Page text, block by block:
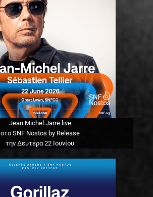
Jean Michel Jarre live
στο SNF Nostos by Release
την Δευτέρα 22 Ιουνίου